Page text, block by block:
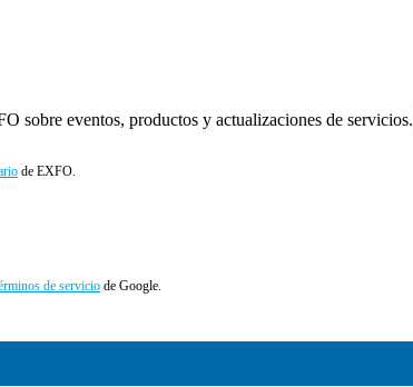
sobre eventos, productos y actualizaciones de servicios.
de EXFO.
de servicio de Google.